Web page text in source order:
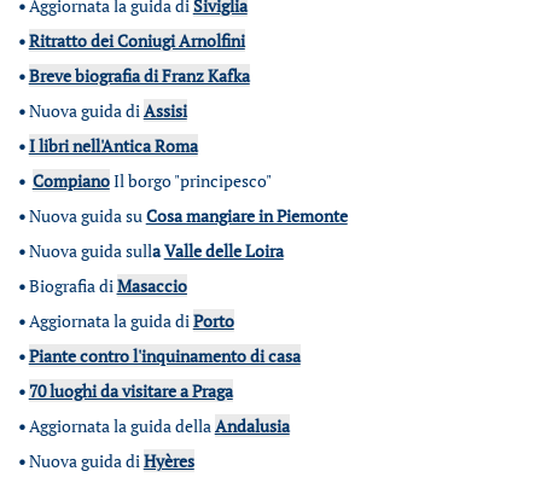
•Aggiornata la guida diSiviglia
•Ritratto dei Coniugi Arnolfini
•Breve biografia di Franz Kafka
•Nuova guida diAssisi
•I libri nell'Antica Roma
• CompianoIl borgo "principesco"
•Nuova guida suCosa mangiare in Piemonte
•Nuova guida sullaValle delle Loira
•Biografia diMasaccio
•Aggiornata la guida diPorto
•Piante contro l'inquinamento di casa
• 70 luoghi da visitare a Praga
•Aggiornata la guida dellaAndalusia
•Nuova guida diHyères